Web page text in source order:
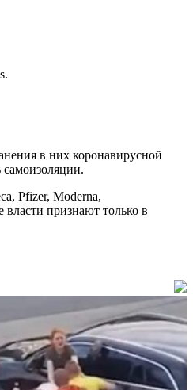
в них коронавирусной
Pfizer, Moderna,
признают только в